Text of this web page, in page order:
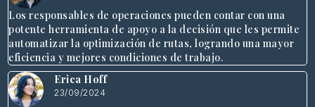
Los responsables de operaciones pueden contar con una
potente herramienta de apoyo a la decisión que les permite
automatizar la optimización de rutas, logrando una mayor
eficiencia y mejores condiciones de trabajo.
Erica Hoff
23/09/2024